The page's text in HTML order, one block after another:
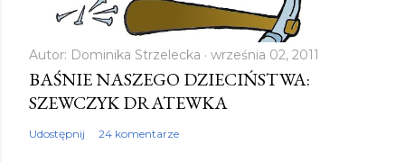
Autor: Dominika Strzelecka września 02, 2011
BAŚNIE NASZEGO DZIECIŃSTWA:
SZEWCZYK DRATEWKA
Udostępnij 24 komentarze